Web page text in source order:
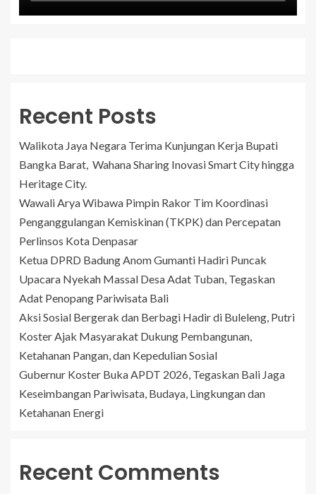
Recent Posts
Walikota Jaya Negara Terima Kunjungan Kerja Bupati
Bangka Barat, Wahana Sharing Inovasi Smart City hingga
Heritage City.
Wawali Arya Wibawa Pimpin Rakor Tim Koordinasi
Penganggulangan Kemiskinan (TKPK) dan Percepatan
Perlinsos Kota Denpasar
Ketua DPRD Badung Anom Gumanti Hadiri Puncak
Upacara Nyekah Massal Desa Adat Tuban, Tegaskan
Adat Penopang Pariwisata Bali
Aksi Sosial Bergerak dan Berbagi Hadir di Buleleng, Putri
Koster Ajak Masyarakat Dukung Pembangunan,
Ketahanan Pangan, dan Kepedulian Sosial
Gubernur Koster Buka APDT 2026, Tegaskan Bali Jaga
Keseimbangan Pariwisata, Budaya, Lingkungan dan
Ketahanan Energi
Recent Comments